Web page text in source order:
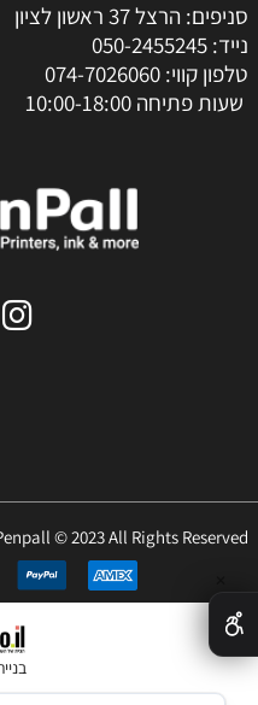
סניפים: הרצל 37 ראשון לציון
נייד: 050-2455245
טלפון קווי: 074-7026060
שעות פתיחה 10:00-18:00
© 2023 All Rights Reserved